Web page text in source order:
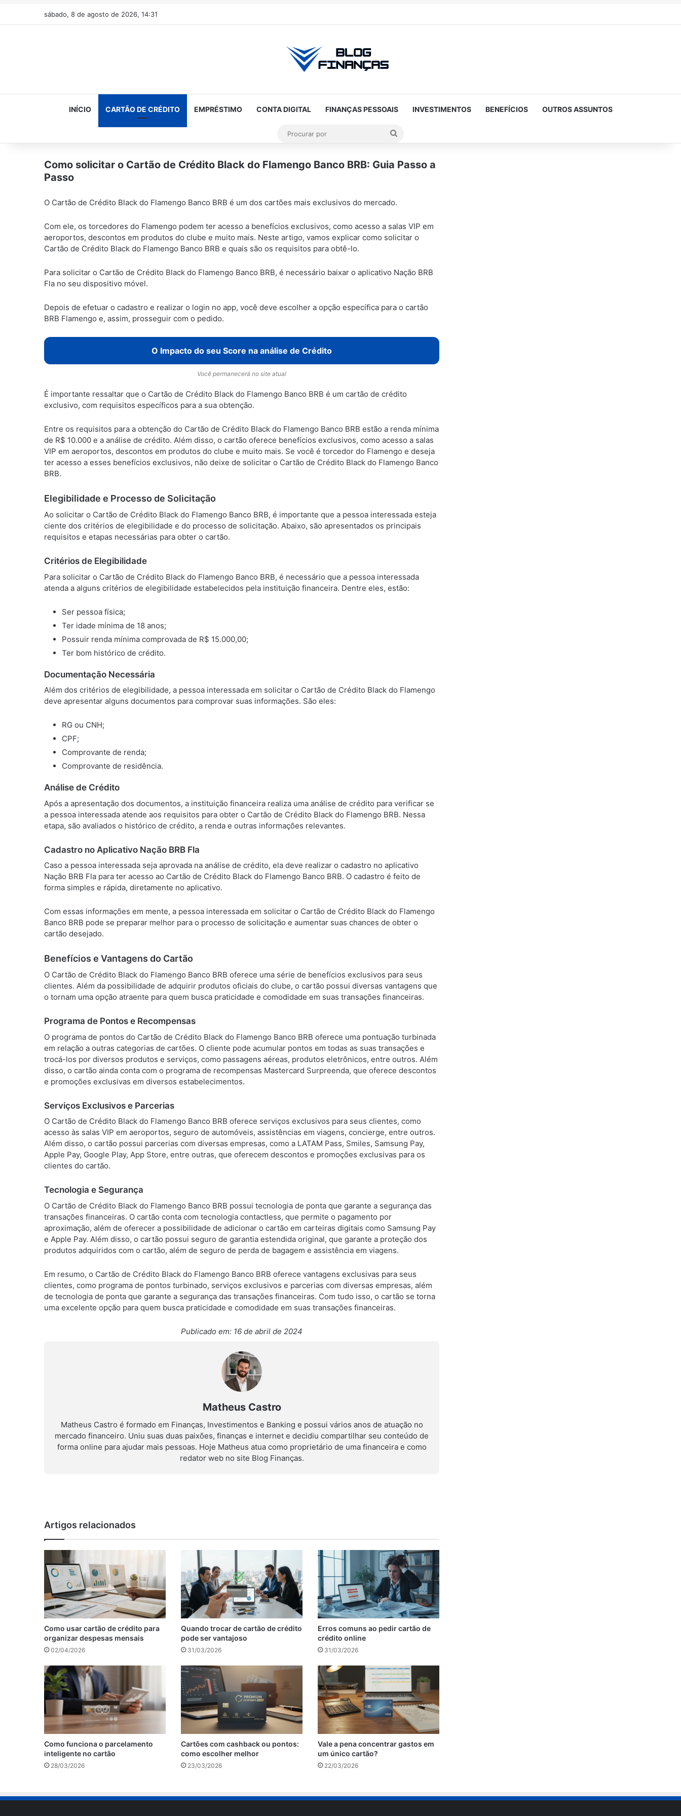
sábado, 8 de agosto de 2026, 14:31
INÍCIO CARTÃO DE CRÉDITO EMPRÉSTIMO CONTA DIGITAL FINANÇAS PESSOAIS INVESTIMENTOS BENEFÍCIOS OUTROS ASSUNTOS
Como solicitar o Cartão de Crédito Black do Flamengo Banco BRB: Guia Passo a
Passo
O Cartão de Crédito Black do Flamengo Banco BRB é um dos cartões mais exclusivos do mercado.
Com ele, os torcedores do Flamengo podem ter acesso a benefícios exclusivos, como acesso a salas VIP em
aeroportos, descontos em produtos do clube e muito mais. Neste artigo, vamos explicar como solicitar o
Cartão de Crédito Black do Flamengo Banco BRB e quais são os requisitos para obtê-lo.
Para solicitar o Cartão de Crédito Black do Flamengo Banco BRB, é necessário baixar o aplicativo Nação BRB
Fla no seu dispositivo móvel.
Depois de efetuar o cadastro e realizar o login no app, você deve escolher a opção específica para o cartão
BRB Flamengo e, assim, prosseguir com o pedido.
O Impacto do seu Score na análise de Crédito
Você permanecerá no site atual
É importante ressaltar que o Cartão de Crédito Black do Flamengo Banco BRB é um cartão de crédito
exclusivo, com requisitos específicos para a sua obtenção.
Entre os requisitos para a obtenção do Cartão de Crédito Black do Flamengo Banco BRB estão a renda mínima
de R$ 10.000 e a análise de crédito. Além disso, o cartão oferece benefícios exclusivos, como acesso a salas
VIP em aeroportos, descontos em produtos do clube e muito mais. Se você é torcedor do Flamengo e deseja
ter acesso a esses benefícios exclusivos, não deixe de solicitar o Cartão de Crédito Black do Flamengo Banco
BRB.
Elegibilidade e Processo de Solicitação
Ao solicitar o Cartão de Crédito Black do Flamengo Banco BRB, é importante que a pessoa interessada esteja
ciente dos critérios de elegibilidade e do processo de solicitação. Abaixo, são apresentados os principais
requisitos e etapas necessárias para obter o cartão.
Critérios de Elegibilidade
Para solicitar o Cartão de Crédito Black do Flamengo Banco BRB, é necessário que a pessoa interessada
atenda a alguns critérios de elegibilidade estabelecidos pela instituição financeira. Dentre eles, estão:
Ser pessoa física;
Ter idade mínima de 18 anos;
Possuir renda mínima comprovada de R$ 15.000,00;
Ter bom histórico de crédito.
Documentação Necessária
Além dos critérios de elegibilidade, a pessoa interessada em solicitar o Cartão de Crédito Black do Flamengo
deve apresentar alguns documentos para comprovar suas informações. São eles:
RG ou CNH;
CPF;
Comprovante de renda;
Comprovante de residência.
Análise de Crédito
Após a apresentação dos documentos, a instituição financeira realiza uma análise de crédito para verificar se
a pessoa interessada atende aos requisitos para obter o Cartão de Crédito Black do Flamengo BRB. Nessa
etapa, são avaliados o histórico de crédito, a renda e outras informações relevantes.
Cadastro no Aplicativo Nação BRB Fla
Caso a pessoa interessada seja aprovada na análise de crédito, ela deve realizar o cadastro no aplicativo
Nação BRB Fla para ter acesso ao Cartão de Crédito Black do Flamengo Banco BRB. O cadastro é feito de
forma simples e rápida, diretamente no aplicativo.
Com essas informações em mente, a pessoa interessada em solicitar o Cartão de Crédito Black do Flamengo
Banco BRB pode se preparar melhor para o processo de solicitação e aumentar suas chances de obter o
cartão desejado.
Benefícios e Vantagens do Cartão
O Cartão de Crédito Black do Flamengo Banco BRB oferece uma série de benefícios exclusivos para seus
clientes. Além da possibilidade de adquirir produtos oficiais do clube, o cartão possui diversas vantagens que
o tornam uma opção atraente para quem busca praticidade e comodidade em suas transações financeiras.
Programa de Pontos e Recompensas
O programa de pontos do Cartão de Crédito Black do Flamengo Banco BRB oferece uma pontuação turbinada
em relação a outras categorias de cartões. O cliente pode acumular pontos em todas as suas transações e
trocá-los por diversos produtos e serviços, como passagens aéreas, produtos eletrônicos, entre outros. Além
disso, o cartão ainda conta com o programa de recompensas Mastercard Surpreenda, que oferece descontos
e promoções exclusivas em diversos estabelecimentos.
Serviços Exclusivos e Parcerias
O Cartão de Crédito Black do Flamengo Banco BRB oferece serviços exclusivos para seus clientes, como
acesso às salas VIP em aeroportos, seguro de automóveis, assistências em viagens, concierge, entre outros.
Além disso, o cartão possui parcerias com diversas empresas, como a LATAM Pass, Smiles, Samsung Pay,
Apple Pay, Google Play, App Store, entre outras, que oferecem descontos e promoções exclusivas para os
clientes do cartão.
Tecnologia e Segurança
O Cartão de Crédito Black do Flamengo Banco BRB possui tecnologia de ponta que garante a segurança das
transações financeiras. O cartão conta com tecnologia contactless, que permite o pagamento por
aproximação, além de oferecer a possibilidade de adicionar o cartão em carteiras digitais como Samsung Pay
e Apple Pay. Além disso, o cartão possui seguro de garantia estendida original, que garante a proteção dos
produtos adquiridos com o cartão, além de seguro de perda de bagagem e assistência em viagens.
Em resumo, o Cartão de Crédito Black do Flamengo Banco BRB oferece vantagens exclusivas para seus
clientes, como programa de pontos turbinado, serviços exclusivos e parcerias com diversas empresas, além
de tecnologia de ponta que garante a segurança das transações financeiras. Com tudo isso, o cartão se torna
uma excelente opção para quem busca praticidade e comodidade em suas transações financeiras.
Publicado em: 16 de abril de 2024
Matheus Castro
Matheus Castro é formado em Finanças, Investimentos e Banking e possui vários anos de atuação no
mercado financeiro. Uniu suas duas paixões, finanças e internet e decidiu compartilhar seu conteúdo de
forma online para ajudar mais pessoas. Hoje Matheus atua como proprietário de uma financeira e como
redator web no site Blog Finanças.
Artigos relacionados
Como usar cartão de crédito para
organizar despesas mensais
02/04/2026
Quando trocar de cartão de crédito
pode ser vantajoso
31/03/2026
Erros comuns ao pedir cartão de
crédito online
31/03/2026
Como funciona o parcelamento
inteligente no cartão
28/03/2026
Cartões com cashback ou pontos:
como escolher melhor
23/03/2026
Vale a pena concentrar gastos em
um único cartão?
22/03/2026